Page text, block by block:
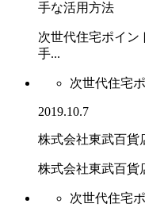
手な活用方法
次世代住宅ポイン
手...
次世代住宅
2019.10.7
株式会社東武百貨
株式会社東武百貨
次世代住宅